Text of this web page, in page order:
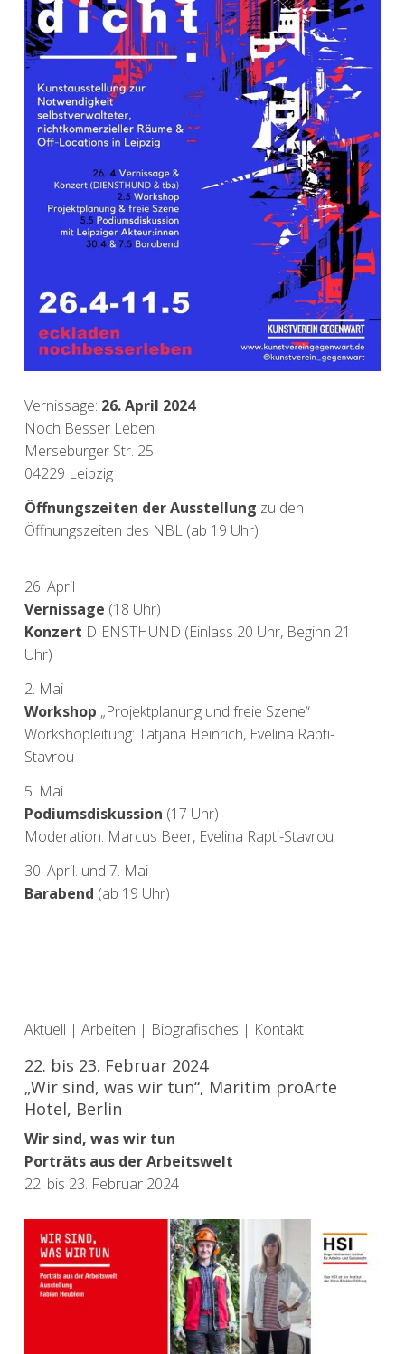
Vernissage: 26. April 2024
Noch Besser Leben
Merseburger Str. 25
04229 Leipzig
Öffnungszeiten der Ausstellung zu den
Öffnungszeiten des NBL(ab 19 Uhr)
26. April
Vernissage (18 Uhr)
Konzert DIENSTHUND (Einlass 20 Uhr, Beginn 21
Uhr)
2. Mai
Workshop „Projektplanung und freie Szene“
Workshopleitung: Tatjana Heinrich, Evelina Rapti-
Stavrou
5. Mai
Podiumsdiskussion (17 Uhr)
Moderation: Marcus Beer, Evelina Rapti-Stavrou
30. April. und 7. Mai
Barabend (ab 19 Uhr)
Aktuell | Arbeiten | Biografisches | Kontakt
22. bis 23. Februar 2024
„Wir sind, was wir tun“, Maritim proArte
Hotel, Berlin
Wir sind, was wir tun
Porträts aus der Arbeitswelt
22. bis 23. Februar 2024